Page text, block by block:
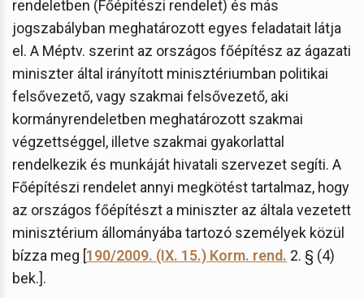
rendeletben (Főépítészi rendelet) és más
jogszabályban meghatározott egyes feladatait látja
el. A Méptv. szerint az országos főépítész az ágazati
miniszter által irányított minisztériumban politikai
felsővezető, vagy szakmai felsővezető, aki
kormányrendeletben meghatározott szakmai
végzettséggel, illetve szakmai gyakorlattal
rendelkezik és munkáját hivatali szervezet segíti. A
Főépítészi rendelet annyi megkötést tartalmaz, hogy
az országos főépítészt a miniszter az általa vezetett
minisztérium állományába tartozó személyek közül
bízza meg [190/2009. (IX. 15.) Korm. rend. 2. § (4)
bek.].